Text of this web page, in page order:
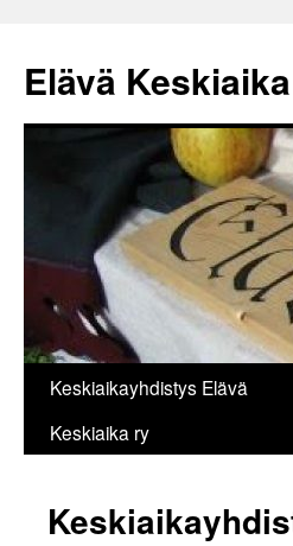
Elävä
Keskiaikayhdistys Elävä
Keskiaika ry